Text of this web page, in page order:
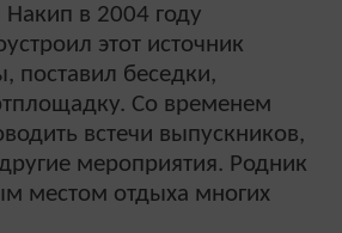
в 2004 году
этот источник
поставил беседки,
Со временем
встечи выпускников,
мероприятия. Родник
местом отдыха многих